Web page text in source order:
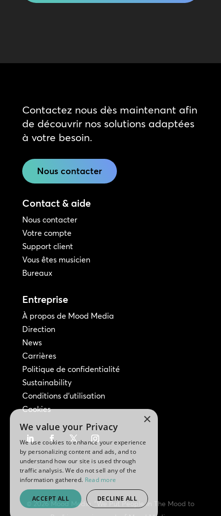
Contactez nous dès maintenant afin
de découvrir nos solutions adaptées
à votre besoin.
Nous contacter
Contact & aide
Nous contacter
Votre compte
Support client
Vous êtes musicien
Bureaux
Entreprise
À propos de Mood Media
Direction
News
Carrières
Politique de confidentialité
Sustainability
Conditions d'utilisation
Cookies
© 2026 Mood Media. "We Put People In The Mood to
×
We value your Privacy
We use cookies to enhance your experience
by personalizing content and ads, and to
understand how our site is used through
traffic analysis. We do not sell any of the
information gathered. Read more
ACCEPT ALL DECLINE ALL